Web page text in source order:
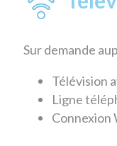
Sur demande
Télévision
Ligne
Connexion